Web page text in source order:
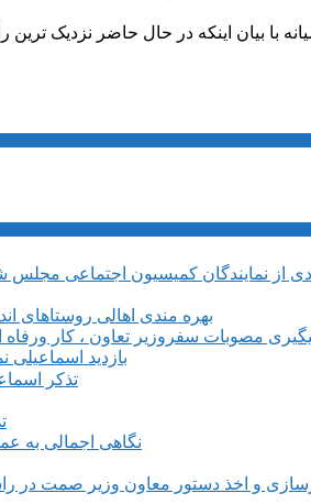
با بیان اینکه در حال حاضر نزدیک
بهره مندی اهالی روستاهای
مصوبات سفروزیر تعاون ، کار ورفاه
بازدید
تذکر
نگاهی اجمالی به
و اخذ دستور معاون وزیر صمت در